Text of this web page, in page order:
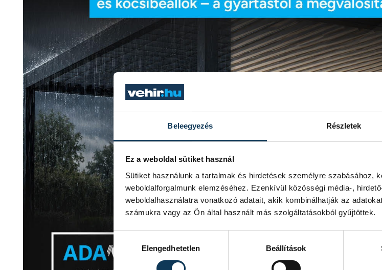
Beleegyezés Részletek
Ez a weboldal sütiket használ
Sütiket használunk a tartalmak és hirdetések személyre szabásához,
weboldalforgalmunk elemzéséhez. Ezenkívül közösségi média-,
weboldalhasználatra vonatkozó adatait, akik kombinálhatják az
számukra vagy az Ön által használt más szolgáltatásokból gyűjtöttek.
Hozzájárulás kiválasztása
Elengedhetetlen
Beállítások